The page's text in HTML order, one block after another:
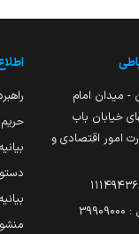
- میدان امام
خیابان باب
امور اقتصادی و